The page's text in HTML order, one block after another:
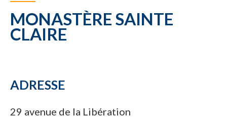
MONASTÈRE SAINTE
CLAIRE
ADRESSE
29 avenue de la Libération